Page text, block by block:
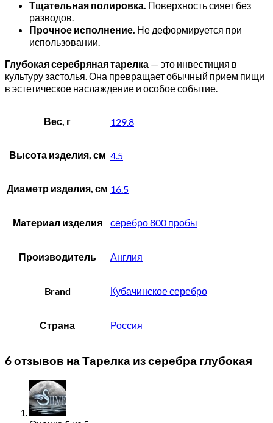
Тщательная полировка. Поверхность сияет без
разводов.
Прочное исполнение. Не деформируется при
использовании.
Глубокая серебряная тарелка — это инвестиция в
культуру застолья. Она превращает обычный прием пищи
в эстетическое наслаждение и особое событие.
Вес, г 129.8
Высота изделия, см 4.5
Диаметр изделия, см 16.5
Материал изделия серебро 800 пробы
Производитель Англия
Brand Кубачинское серебро
Страна Россия
6 отзывов наТарелка из серебра глубокая